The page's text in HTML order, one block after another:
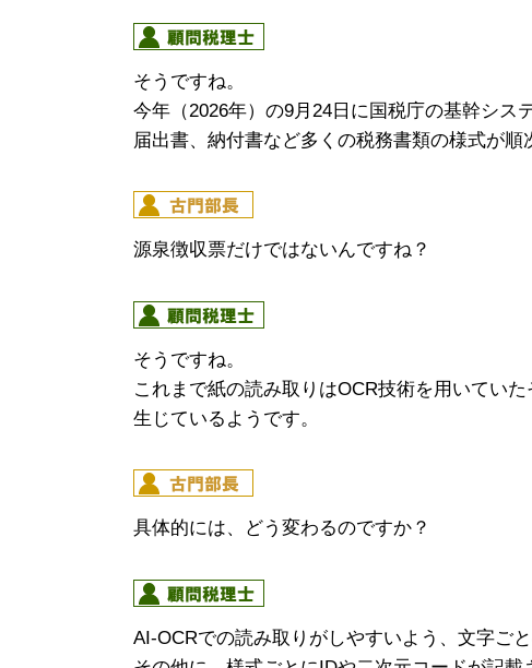
そうですね。
今年（2026年）の9月24日に国税庁の基幹シ
届出書、納付書など多くの税務書類の様式が順
源泉徴収票だけではないんですね？
そうですね。
これまで紙の読み取りはOCR技術を用いてい
生じているようです。
具体的には、どう変わるのですか？
AI-OCRでの読み取りがしやすいよう、文字ご